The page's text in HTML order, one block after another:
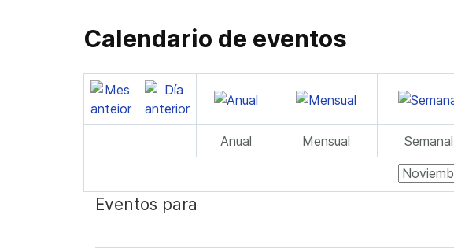
Calendario de eventos
Anual Mensual Semanal
Eventos para